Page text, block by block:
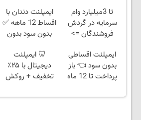
تا 3میلیارد وام
سرمایه در گردش
فروشندگان =>
کن
ایمپلنت دندان با
اقساط 12 ماهه ✅
بدون سود بدون
ایمپلنت اقساطی
بدون سود 👈 باز
پرداخت تا 12 ماه
🦷 ایمپلنت
دیجیتال با ۲۵٪
تخفیف + روکش